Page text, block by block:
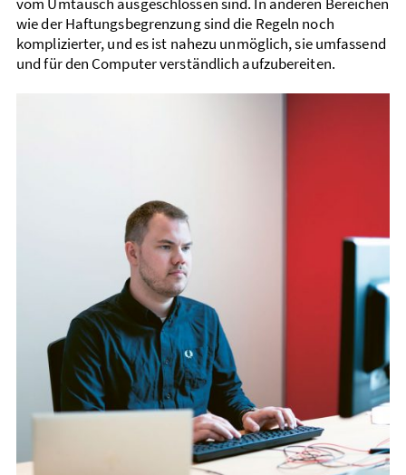
wie der Haftungs­begrenzung sind die Regeln noch
komplizierter, und es ist nahezu unmöglich, sie umfassend
und für den Computer verständlich auf­zu­bereiten.